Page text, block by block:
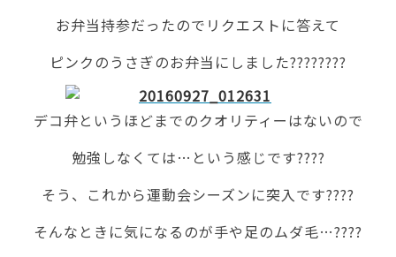
お弁当持参だったのでリクエストに答えて
ピンクのうさぎのお弁当にしました????????
デコ弁というほどまでのクオリティーはないので
勉強しなくては…という感じです????
そう、これから運動会シーズンに突入です????
そんなときに気になるのが手や足のムダ毛…????